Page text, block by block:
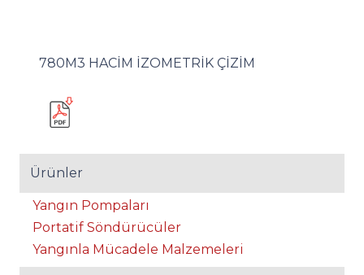
780M3 HACİM İZOMETRİK ÇİZİM
Ürünler
Yangın Pompaları
Portatif Söndürücüler
Yangınla Mücadele Malzemeleri